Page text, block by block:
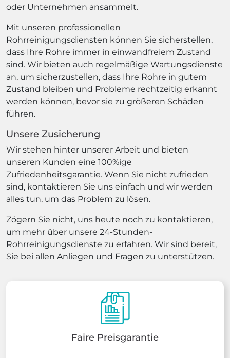
oder Unternehmen ansammelt.
Mit unseren professionellen
Rohrreinigungsdiensten können Sie sicherstellen,
dass Ihre Rohre immer in einwandfreiem Zustand
sind. Wir bieten auch regelmäßige Wartungsdienste
an, um sicherzustellen, dass Ihre Rohre in gutem
Zustand bleiben und Probleme rechtzeitig erkannt
werden können, bevor sie zu größeren Schäden
führen.
Unsere Zusicherung
Wir stehen hinter unserer Arbeit und bieten
unseren Kunden eine 100%ige
Zufriedenheitsgarantie. Wenn Sie nicht zufrieden
sind, kontaktieren Sie uns einfach und wir werden
alles tun, um das Problem zu lösen.
Zögern Sie nicht, uns heute noch zu kontaktieren,
um mehr über unsere 24-Stunden-
Rohrreinigungsdienste zu erfahren. Wir sind bereit,
Sie bei allen Anliegen und Fragen zu unterstützen.
Faire Preisgarantie